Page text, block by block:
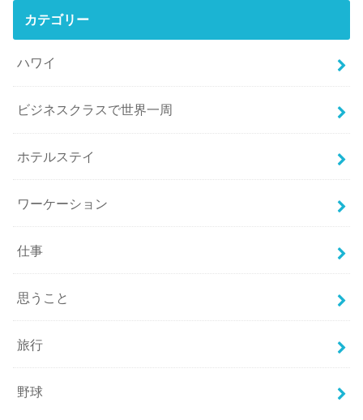
カテゴリー
ハワイ
ビジネスクラスで世界一周
ホテルステイ
ワーケーション
仕事
思うこと
旅行
野球